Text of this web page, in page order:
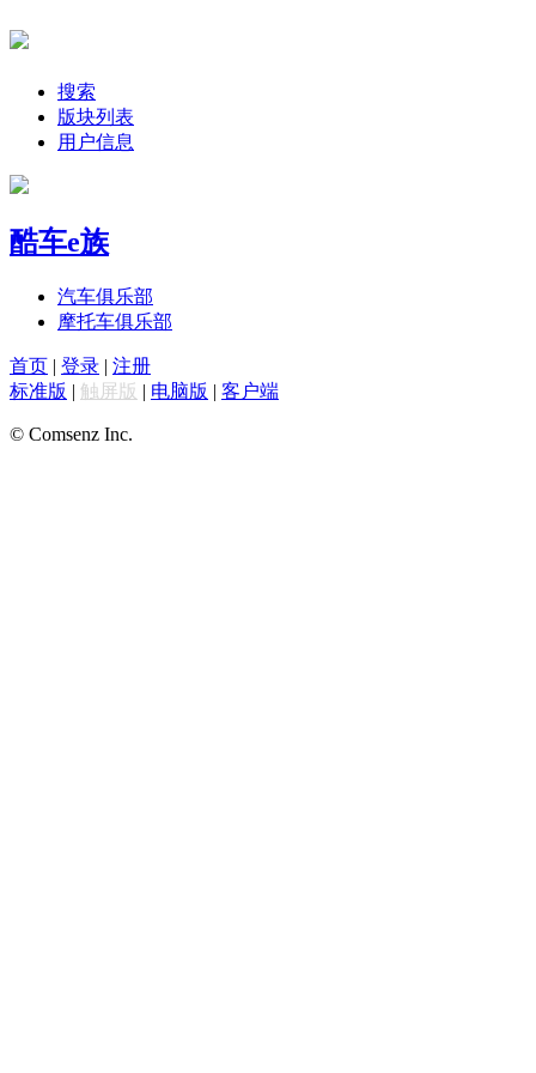
搜索
版块列表
用户信息
酷车e族
汽车俱乐部
摩托车俱乐部
首页 | 登录 | 注册
标准版 | 触屏版 | 电脑版 | 客户端
© Comsenz Inc.